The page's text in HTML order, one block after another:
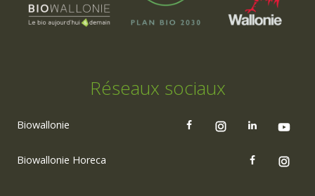
Réseaux sociaux
Biowallonie
Biowallonie Horeca